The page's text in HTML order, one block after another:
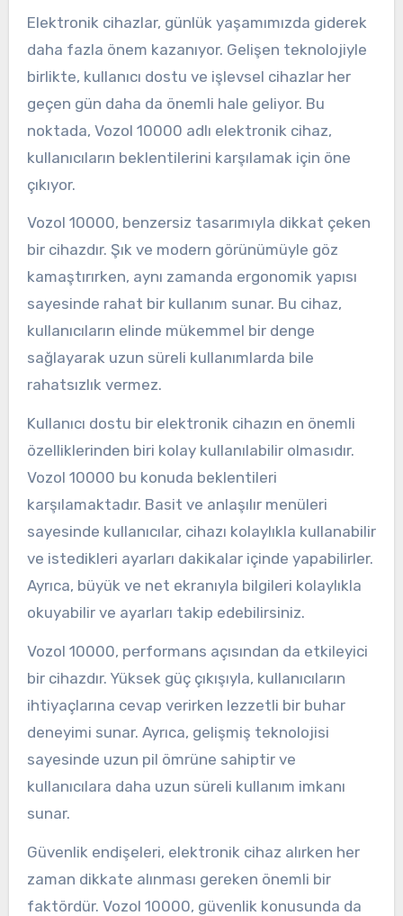
Elektronik cihazlar, günlük yaşamımızda giderek
daha fazla önem kazanıyor. Gelişen teknolojiyle
birlikte, kullanıcı dostu ve işlevsel cihazlar her
geçen gün daha da önemli hale geliyor. Bu
noktada, Vozol 10000 adlı elektronik cihaz,
kullanıcıların beklentilerini karşılamak için öne
çıkıyor.
Vozol 10000, benzersiz tasarımıyla dikkat çeken
bir cihazdır. Şık ve modern görünümüyle göz
kamaştırırken, aynı zamanda ergonomik yapısı
sayesinde rahat bir kullanım sunar. Bu cihaz,
kullanıcıların elinde mükemmel bir denge
sağlayarak uzun süreli kullanımlarda bile
rahatsızlık vermez.
Kullanıcı dostu bir elektronik cihazın en önemli
özelliklerinden biri kolay kullanılabilir olmasıdır.
Vozol 10000 bu konuda beklentileri
karşılamaktadır. Basit ve anlaşılır menüleri
sayesinde kullanıcılar, cihazı kolaylıkla kullanabilir
ve istedikleri ayarları dakikalar içinde yapabilirler.
Ayrıca, büyük ve net ekranıyla bilgileri kolaylıkla
okuyabilir ve ayarları takip edebilirsiniz.
Vozol 10000, performans açısından da etkileyici
bir cihazdır. Yüksek güç çıkışıyla, kullanıcıların
ihtiyaçlarına cevap verirken lezzetli bir buhar
deneyimi sunar. Ayrıca, gelişmiş teknolojisi
sayesinde uzun pil ömrüne sahiptir ve
kullanıcılara daha uzun süreli kullanım imkanı
sunar.
Güvenlik endişeleri, elektronik cihaz alırken her
zaman dikkate alınması gereken önemli bir
faktördür. Vozol 10000, güvenlik konusunda da